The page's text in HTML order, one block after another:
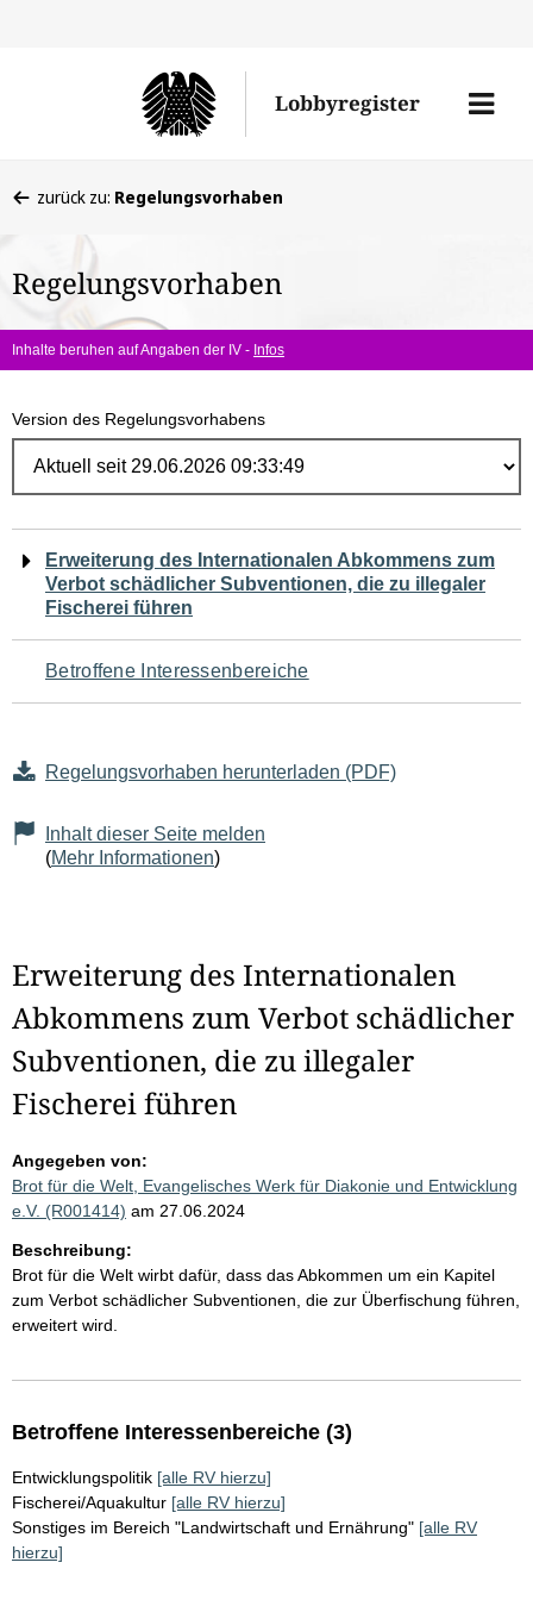
Lobbyregister
Menü
befinden
hier:
zurück zu: Regelungsvorhaben
Regelungsvorhaben
Inhalte beruhen auf Angaben der IV - Infos
Version des Regelungsvorhabens
Navigation
für
den
Seiteninhalt
Erweiterung des Internationalen Abkommens zum
Verbot schädlicher Subventionen, die zu illegaler
Fischerei führen
Betroffene Interessenbereiche
Regelungsvorhaben herunterladen (PDF)
Inhalt dieser Seite melden
(Mehr Informationen)
Erweiterung des Internationalen
Abkommens zum Verbot schädlicher
Subventionen, die zu illegaler
Fischerei führen
Angegeben von:
Brot für die Welt, Evangelisches Werk für Diakonie und Entwicklung
e.V. (R001414) am 27.06.2024
Beschreibung:
Brot für die Welt wirbt dafür, dass das Abkommen um ein Kapitel
zum Verbot schädlicher Subventionen, die zur Überfischung führen,
erweitert wird.
Betroffene Interessenbereiche (3)
Entwicklungspolitik [alle RV hierzu]
Fischerei/Aquakultur [alle RV hierzu]
Sonstiges im Bereich "Landwirtschaft und Ernährung" [alle RV
hierzu]